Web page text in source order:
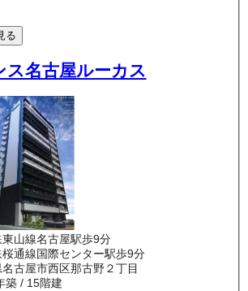
る
ス名古屋ルーカス
山線名古屋駅歩9分
通線国際センター駅歩9分
古屋市西区那古野２丁目
築/ 15階建